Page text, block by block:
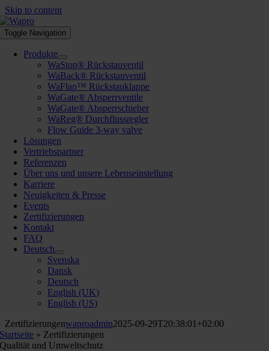
Skip to content
Toggle Navigation
Produkte
WaStop® Rückstauventil
WaBack® Rückstauventil
WaFlap™ Rückstauklappe
WaGate® Absperrventile
WaGate® Absperrschieber
WaReg® Durchflussregler
Flow Guide 3-way valve
Lösungen
Vertriebspartner
Referenzen
Über uns und unsere Lebenseinstellung
Karriere
Neuigkeiten & Presse
Events
Zertifizierungen
Kontakt
FAQ
Deutsch
Svenska
Dansk
Deutsch
English (UK)
English (US)
Zertifizierungenwaproadmin2025-09-29T20:38:01+02:00
Startseite » Zertifizierungen
Qualität und Umweltschutz